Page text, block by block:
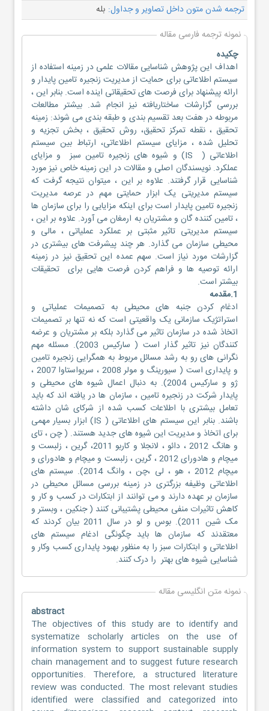
ترجمه شدن متون داخل تصاویر و جداول: بله
نمونه ترجمه فارسی مقاله
چکیده
اهداف این پژوهش شناسایی مقالات علمی در زمینه استفاده از
سیستم اطلاعاتی برای حمایت از مدیریت زنجیره تامین پایدار و
ارائه پیشنهاد برای فرصت های تحقیقاتی اینده است. بنابر این ،
بررسی گزارشات ساختاریافته نیز انجام شد. بیشتر مطالعات
مربوطه در هفت بعد تقسیم بندی و طبقه بندی می شوند: زمینه
تحقیق ، نقطه تمرکز تحقیق، روش تحقیق ، بخش تجزیه و
تحلیل شده ، مزایای سیستم اطلاعاتی، ارتباط بین سیستم
اطلاعاتی ( IS) و شیوه های زنجیره تامین سبز و مزایای
عملکرد. نویسندگان اصلی و مقالات در این زمینه خاص نیز مورد
شناسایی قرار گرفتند. علاوه بر این ، میتوان نتیجه گرفت که
سیستم مدیریتی یک ابزار حمایتی مهم در عرصه مدیریت
زنجیره تامین پایدار است برای اینکه مزایایی را برای سازمان ها
، تامین کننده گان و مشتریان به ارمغان می آورد. علاوه بر این ،
سیستم مدیریتی تاثیر مثبتی بر عملکرد عملیاتی ، مالی و
محیطی سازمان می گذارد. هر چند پیشرفت های بیشتری در
گزارشات مورد نیاز است. سهم عمده این تحقیق نیز در زمینه
ارائه توصیه ها و فراهم کردن فرصت هایی برای تحقیقات
بیشتر است.
1.مقدمه
ادغام کردن جنبه های محیطی به تصمیمات عملیاتی و
استراتژیک سازمانی یک واقعیتی است که نه تنها بر تصمیمات
اتخاذ شده در سازمان تاثیر می گذارد بلکه بر مشتریان و عرضه
کنندگان نیز تاثیر گذار است ( سارکیس 2003). مسئله مهم
نگرانی های رو به رشد مسائل مربوط به همگرایی زنجیره تامین
و پایداری است ( سیورینگ و مولر 2008 ، سریواستاوا 2007 ،
ژو و سارکیس 2004). به دنبال اعمال شیوه های محیطی و
پایدار شرکت در زنجیره تامین ، سازمان ها در یافته اند که باید
تعامل بیشتری با اطلاعات کسب شده از شرکای شان داشته
باشند. بنابر این سیستم های اطلاعاتی ( IS) ابزار بسیار مهمی
برای اتخاذ و مدیریت این شیوه های جدید هستند. ( چن ، تای
و هانگ 2012 ، دائو ، لانجلا و کاربو 2011، گرین ، زلبست و
میچام و هادورای 2012 ، گرین ، زلبست و میچام و هادورای و
میچام 2012 ، هو ، لی ،چن ، وانگ 2014). سیستم های
اطلاعاتی وظیفه بزرگتری در زمینه بررسی مسائل محیطی در
سازمان بر عهده دارند و می توانند از ابتکارات در کسب و کار و
کاهش تاثیرات منفی محیطی پشتیبانی کنند ( جنکین ، وبستر و
مک شین 2011). بوس و لو در سال 2011 بیان کردند که
معتقدند که سازمان ها باید چگونگی ادغام سیستم های
اطلاعاتی و ابتکارات سبز را به منظور بهبود پایداری کسب وکار و
شناسایی شیوه های بهتر را درک کنند.
نمونه متن انگلیسی مقاله
abstract
The objectives of this study are to identify and
systematize scholarly articles on the use of
information system to support sustainable supply
chain management and to suggest future research
opportunities. Therefore, a structured literature
review was conducted. The most relevant studies
identified were classified and categorized into